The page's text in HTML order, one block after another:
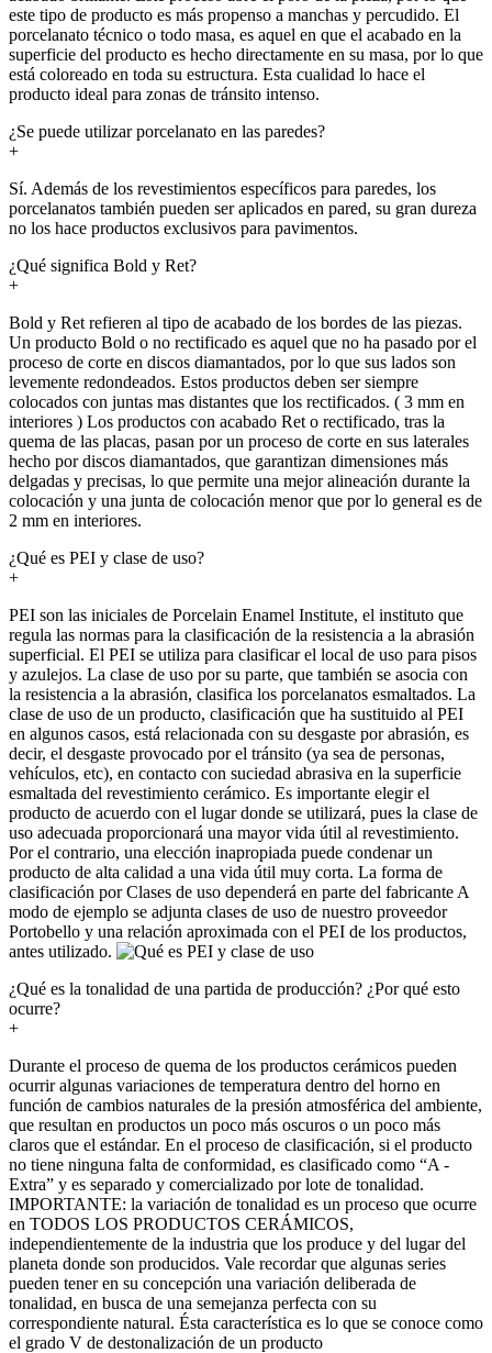
este tipo de producto es más propenso a manchas y percudido. El
porcelanato técnico o todo masa, es aquel en que el acabado en la
superficie del producto es hecho directamente en su masa, por lo que
está coloreado en toda su estructura. Esta cualidad lo hace el
producto ideal para zonas de tránsito intenso.
¿Se puede utilizar porcelanato en las paredes?
+
Sí. Además de los revestimientos específicos para paredes, los
porcelanatos también pueden ser aplicados en pared, su gran dureza
no los hace productos exclusivos para pavimentos.
¿Qué significa Bold y Ret?
+
Bold y Ret refieren al tipo de acabado de los bordes de las piezas.
Un producto Bold o no rectificado es aquel que no ha pasado por el
proceso de corte en discos diamantados, por lo que sus lados son
levemente redondeados. Estos productos deben ser siempre
colocados con juntas mas distantes que los rectificados. ( 3 mm en
interiores ) Los productos con acabado Ret o rectificado, tras la
quema de las placas, pasan por un proceso de corte en sus laterales
hecho por discos diamantados, que garantizan dimensiones más
delgadas y precisas, lo que permite una mejor alineación durante la
colocación y una junta de colocación menor que por lo general es de
2 mm en interiores.
¿Qué es PEI y clase de uso?
+
PEI son las iniciales de Porcelain Enamel Institute, el instituto que
regula las normas para la clasificación de la resistencia a la abrasión
superficial. El PEI se utiliza para clasificar el local de uso para pisos
y azulejos. La clase de uso por su parte, que también se asocia con
la resistencia a la abrasión, clasifica los porcelanatos esmaltados. La
clase de uso de un producto, clasificación que ha sustituido al PEI
en algunos casos, está relacionada con su desgaste por abrasión, es
decir, el desgaste provocado por el tránsito (ya sea de personas,
vehículos, etc), en contacto con suciedad abrasiva en la superficie
esmaltada del revestimiento cerámico. Es importante elegir el
producto de acuerdo con el lugar donde se utilizará, pues la clase de
uso adecuada proporcionará una mayor vida útil al revestimiento.
Por el contrario, una elección inapropiada puede condenar un
producto de alta calidad a una vida útil muy corta. La forma de
clasificación por Clases de uso dependerá en parte del fabricante A
modo de ejemplo se adjunta clases de uso de nuestro proveedor
Portobello y una relación aproximada con el PEI de los productos,
antes utilizado.
¿Qué es la tonalidad de una partida de producción? ¿Por qué esto
ocurre?
+
Durante el proceso de quema de los productos cerámicos pueden
ocurrir algunas variaciones de temperatura dentro del horno en
función de cambios naturales de la presión atmosférica del ambiente,
que resultan en productos un poco más oscuros o un poco más
claros que el estándar. En el proceso de clasificación, si el producto
no tiene ninguna falta de conformidad, es clasificado como “A -
Extra” y es separado y comercializado por lote de tonalidad.
IMPORTANTE: la variación de tonalidad es un proceso que ocurre
en TODOS LOS PRODUCTOS CERÁMICOS,
independientemente de la industria que los produce y del lugar del
planeta donde son producidos. Vale recordar que algunas series
pueden tener en su concepción una variación deliberada de
tonalidad, en busca de una semejanza perfecta con su
correspondiente natural. Ésta característica es lo que se conoce como
el grado V de destonalización de un producto